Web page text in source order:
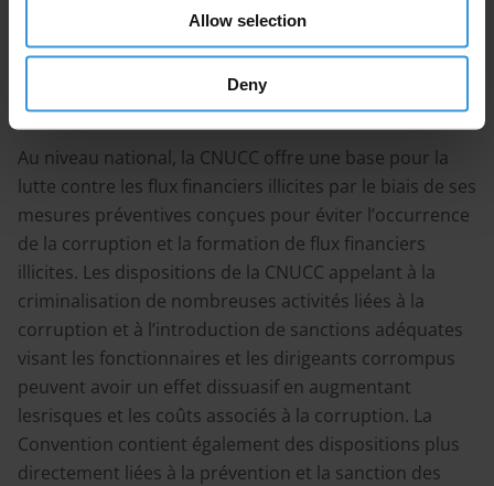
Allow selection
Deny
Grâce à sa portée géographique étendue et son large
champ d’application, la CNUCC a la capacité d’aborder
toutes ces dimensions au niveau mondial.
Au niveau national, la CNUCC offre une base pour la
lutte contre les flux financiers illicites par le biais de ses
mesures préventives conçues pour éviter l’occurrence
de la corruption et la formation de flux financiers
illicites. Les dispositions de la CNUCC appelant à la
criminalisation de nombreuses activités liées à la
corruption et à l’introduction de sanctions adéquates
visant les fonctionnaires et les dirigeants corrompus
peuvent avoir un effet dissuasif en augmentant
lesrisques et les coûts associés à la corruption. La
Convention contient également des dispositions plus
directement liées à la prévention et la sanction des